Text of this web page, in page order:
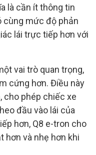
là cần ít thông tin
cùng mức độ phản
lái trực tiếp hơn với
vai trò quan trọng,
cứng hơn. Điều này
cho phép chiếc xe
đầu vào lái của
hơn, Q8 e-tron cho
hơn và nhẹ hơn khi